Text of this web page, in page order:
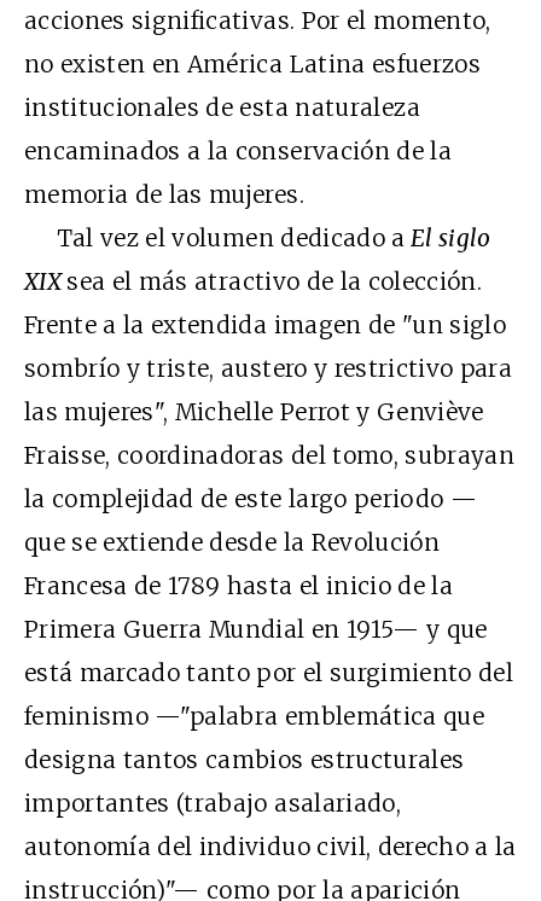
acciones significativas. Por el momento,
no existen en América Latina esfuerzos
institucionales de esta naturaleza
encaminados a la conservación de la
memoria de las mujeres.
Tal vez el volumen dedicado a El siglo
XIXsea el más atractivo de la colección.
Frente a la extendida imagen de "un siglo
sombrío y triste, austero y restrictivo para
las mujeres", Michelle Perrot y Genviève
Fraisse, coordinadoras del tomo, subrayan
la complejidad de este largo periodo —
que se extiende desde la Revolución
Francesa de 1789 hasta el inicio de la
Primera Guerra Mundial en 1915— y que
está marcado tanto por el surgimiento del
feminismo —"palabra emblemática que
designa tantos cambios estructurales
importantes (trabajo asalariado,
autonomía del individuo civil, derecho a la
instrucción)"— como por la aparición